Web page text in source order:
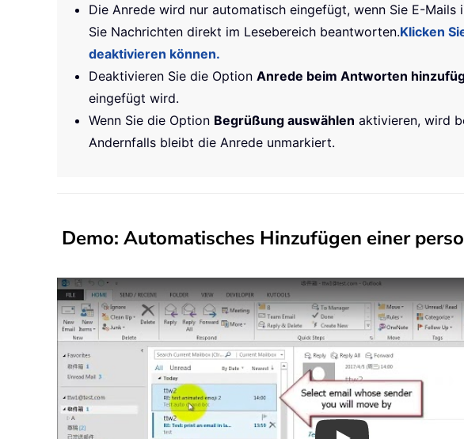
Die Anrede wird nur automatisch eingefügt, wenn Sie E-
Sie Nachrichten direkt im Lesebereich beantworten.Klicken
deaktivieren können.
Deaktivieren Sie die Option Anrede beim Antworten
eingefügt wird.
Wenn Sie die Option Begrüßung auswählen aktivieren, wird
Andernfalls bleibt die Anrede unmarkiert.
Demo: Automatisches Hinzufügen einer